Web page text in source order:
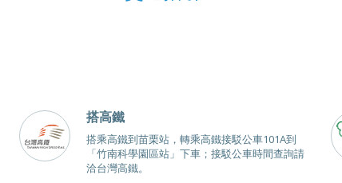
搭高鐵
搭乘高鐵到苗栗站，轉乘高鐵接駁公車101A到
「竹南科學園區站」下車；接駁公車時間查詢請
洽台灣高鐵。